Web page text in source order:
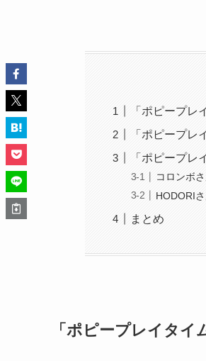
「ポピープレ
「ポピープ
「ポピープ
コロンボ
HODORI
まとめ
「ポピープレイタイ